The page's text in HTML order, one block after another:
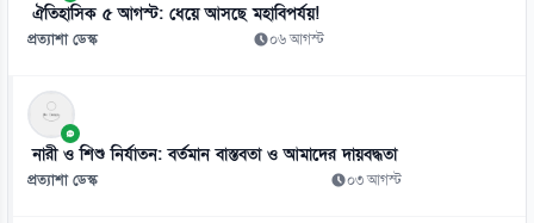
০৬ আগস্ট
খুলনায় নানা আয়োজনে জুলাই গণঅভ্যুত্থান দিবস পালিত
০৬ আগস্ট
৯
ঐতিহাসিক ৫ আগস্ট: ধেয়ে আসছে মহাবিপর্যয়!
প্রত্যাশা ডেস্ক ০৬ আগস্ট
নারী ও শিশু নির্যাতন: বর্তমান বাস্তবতা ও আমাদের দায়বদ্ধতা
প্রত্যাশা ডেস্ক ০৩ আগস্ট